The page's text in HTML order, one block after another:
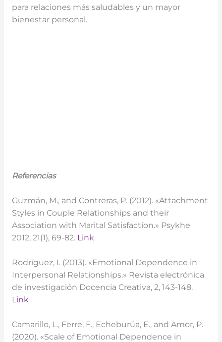
para relaciones más saludables y un mayor
bienestar personal.
Referencias
Guzmán, M., and Contreras, P. (2012). «Attachment
Styles in Couple Relationships and their
Association with Marital Satisfaction.» Psykhe
2012, 21(1), 69-82. Link
Rodríguez, I. (2013). «Emotional Dependence in
Interpersonal Relationships.» Revista electrónica
de investigación Docencia Creativa, 2, 143-148.
Link
Camarillo, L., Ferre, F., Echeburúa, E., and Amor, P.
(2020). «Scale of Emotional Dependence in